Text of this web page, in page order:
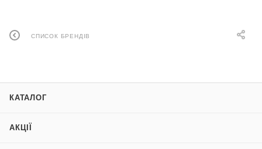
СПИСОК БРЕНДІВ
КАТАЛОГ
АКЦІЇ